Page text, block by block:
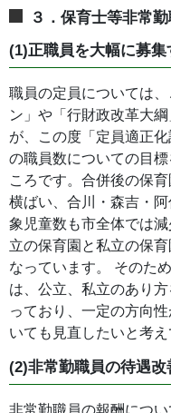
３．保育士等非常
(1)正職員を大幅に募
職員の定員については
ン」や「行財政改革大
が、この度「定員適正
の職員数についての目
ころです。合併後の保
横ばい、合川・森吉・
象児童数も市全体では
立の保育園と私立の保
なっています。 そのた
は、公立、私立のあり
っており、一定の方向
いても見直したいと考え
(2)非常勤職員の待遇改
非常勤職員の報酬につ